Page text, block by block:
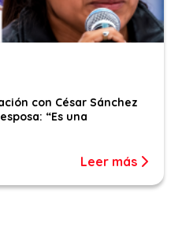
con César Sánchez
“Es una
Leer más